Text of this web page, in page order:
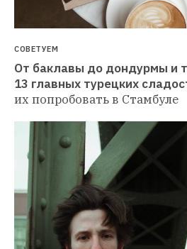
СОВЕТУЕМ
От баклавы до дондурмы и
13 главных турецких
их попробовать в Стамбуле